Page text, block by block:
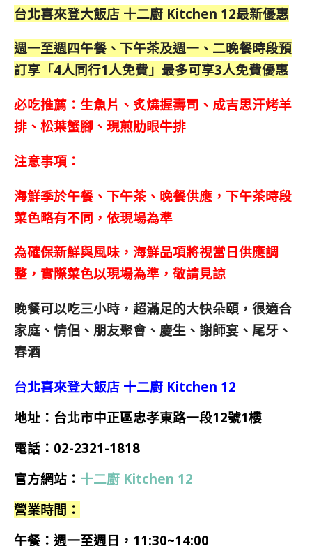
台北喜來登大飯店 十二廚 Kitchen 12最新優惠
週一至週四午餐、下午茶及週一、二晚餐時段預
訂享「4人同行1人免費」最多可享3人免費優惠
必吃推薦：生魚片、炙燒握壽司、成吉思汗烤羊
排、松葉蟹腳、現煎肋眼牛排
注意事項：
海鮮季於午餐、下午茶、晚餐供應，下午茶時段
菜色略有不同，依現場為準
為確保新鮮與風味，海鮮品項將視當日供應調
整，實際菜色以現場為準，敬請見諒
晚餐可以吃三小時，超滿足的大快朵頤， 很適合
家庭、情侶、朋友聚會、慶生、謝師宴、尾牙、
春酒
台北喜來登大飯店 十二廚 Kitchen 12
地址：台北市中正區忠孝東路一段12號1樓
電話：02-2321-1818
官方網站： 十二廚 Kitchen 12
營業時間：
午餐：週一至週日，11:30~14:00